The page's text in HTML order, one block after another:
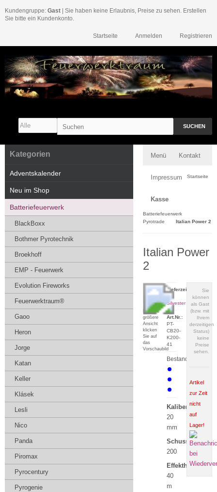
Kundengruppe: Gast | Sie haben keine Erlaubnis, Preise zu sehen. Erstellen
Sie bitte ein Kundenkonto.
Registrieren
Anmelden
Startseite
SUCHEN
Menü Kontakt
Impressum
Kasse
Startseite
Batteriefeuerwerk
Pyrotrade
Italian Power 2
Italian Power
2
Für eine
größere
Ansicht
klicken
Sie auf
das
Vorschaubild
Sie
können
als Gast
(bzw. mit
Ihrem
derzeitigen
Status)
keine
Preise
sehen.
Artikel
zur Zeit
nicht
auf
Lager!
Lieferzeit:
zu
Silvester
Art.Nr.:
PT-
CB20-
K200-
41
Bestand:
Kaliber:
20
mm
Schuss:
200
Effekthöhe:
40
m
Kategorien
Adventskalender
Neu im Shop
Batteriefeuerwerk
BlackBoxx
Bothmer Pyrotechnik
Broekhoff
EMP - Feuerwerk
Evolution Fireworks
Feuerwerktraum®
Gaoo
Heron
Jorge
Katan
Keller
Klásek
Lesli
Nico
Panda
Piromax
Pyrocentury
Pyrogenie